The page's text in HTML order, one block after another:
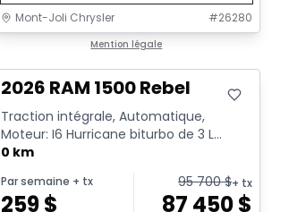
Mont-Joli Chrysler #26280
Mention légale
2026 RAM 1500 Rebel
Traction intégrale, Automatique,
Moteur: I6 Hurricane biturbo de 3 L
rendement standard avec arrêt a...
0 km
Par semaine + tx
259$
95 700$+ tx
87 450$